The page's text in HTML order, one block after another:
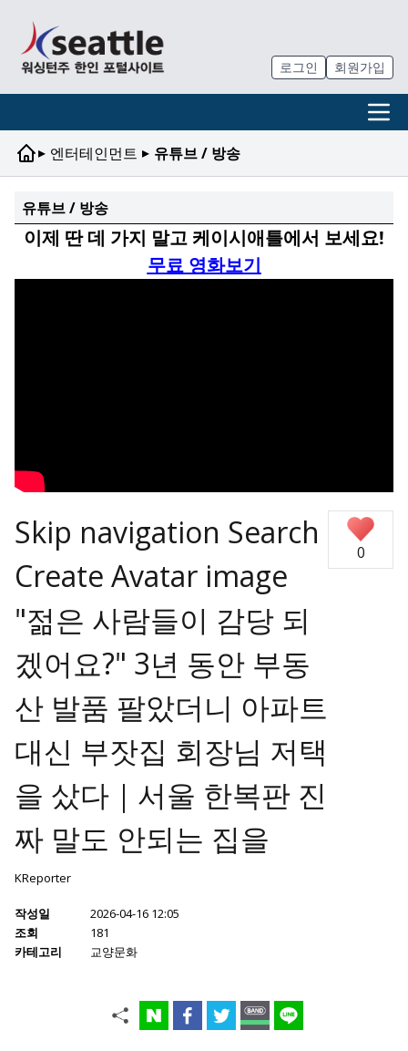
로그인 회원가입
▸ 엔터테인먼트 ▸ 유튜브 / 방송
유튜브 / 방송
이제 딴 데 가지 말고 케이시애틀에서 보세요!
무료 영화보기
Skip navigation Search
Create Avatar image
"젊은 사람들이 감당 되
겠어요?" 3년 동안 부동
산 발품 팔았더니 아파트
대신 부잣집 회장님 저택
을 샀다｜서울 한복판 진
짜 말도 안되는 집을
KReporter
작성일
2026-04-16 12:05
조회
181
카테고리
교양문화
0